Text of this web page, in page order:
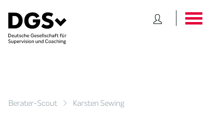
Berater-Scout Karsten Sewing